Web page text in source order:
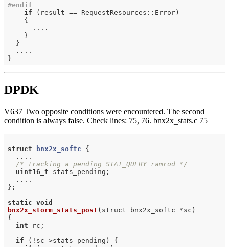
#endif
if (result == RequestResources::Error)
    {
      ....
    }
  }
  ....
DPDK
V637 Two opposite conditions were encountered. The second
condition is always false. Check lines: 75, 76. bnx2x_stats.c 75
struct bnx2x_softc {
  ....
/* tracking a pending STAT_QUERY ramrod */
uint16_t stats_pending;
  ....
};
static void
bnx2x_storm_stats_post (struct bnx2x_softc *sc)
{
int rc;
if (!sc->stats_pending) {